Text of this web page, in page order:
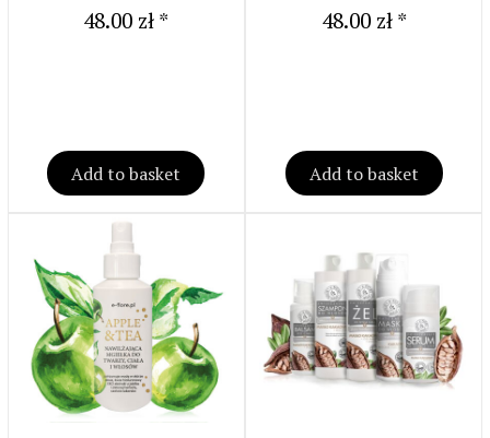
48.00 zł *
Add to basket
48.00 zł *
Add to basket